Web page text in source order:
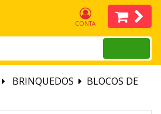
CONTA
BRINQUEDOS
BLOCOS DE